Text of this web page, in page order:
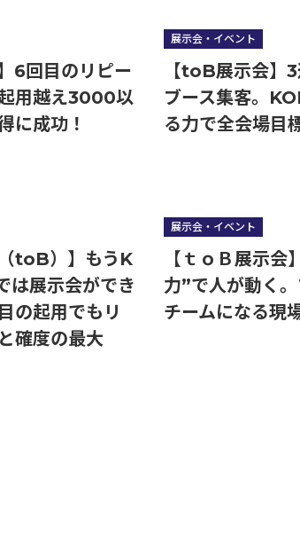
6回目のリピー
用越え3000以
に成功！
展示会・イベント
【toB展示会】
ブース集客。
る力で全会場目
（toB）】もうK
は展示会ができ
の起用でもリ
確度の最大
展示会・イベント
【ｔｏＢ展示会
力”で人が動く
チームになる現